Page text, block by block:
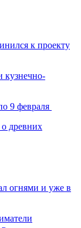
к проекту
кузнечно-
9 февраля
о древних
огнями и уже в